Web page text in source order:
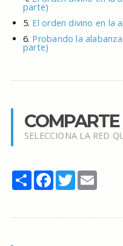
parte)
5. El orden divino en la
6. Probando la
parte)
SELECCIONA LA RED
Share Facebook
TwitterEmail